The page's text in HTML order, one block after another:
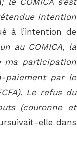
intention
à l’intention de
au COMICA, la
ma participation
paiement par le
Le refus du
(couronne et
elle dans